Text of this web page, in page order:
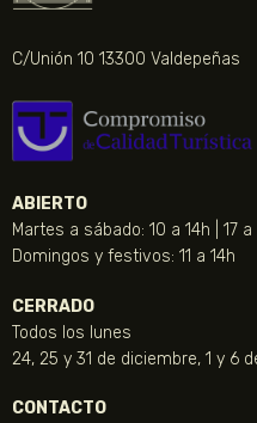
C/Unión 10 13300 Valdepeñas
ABIERTO
Martes a sábado: 10 a 14h | 17
Domingos y festivos: 11 a 14h
CERRADO
Todos los lunes
24, 25 y 31 de diciembre, 1 y 6
CONTACTO